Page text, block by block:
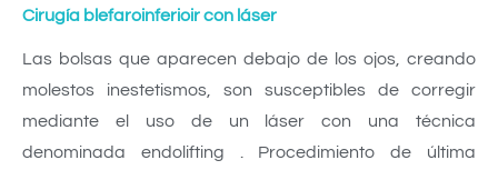
Cirugía blefaroinferioir con láser
Las bolsas que aparecen debajo de los ojos, creando
molestos inestetismos, son susceptibles de corregir
mediante el uso de un láser con una técnica
denominada endolifting . Procedimiento de última